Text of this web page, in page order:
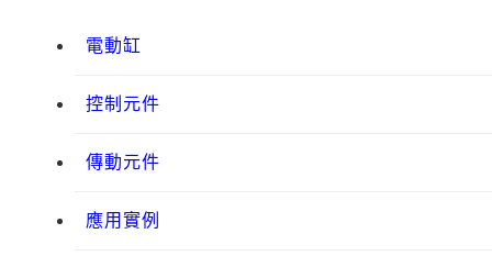
電動缸
控制元件
傳動元件
應用實例